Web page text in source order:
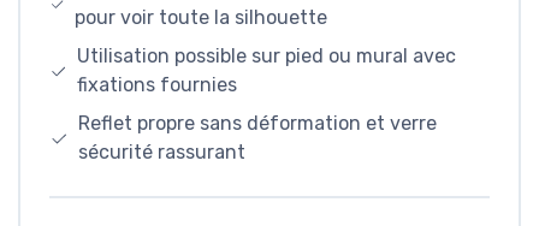
pour voir toute la silhouette
Utilisation possible sur pied ou mural avec
fixations fournies
Reflet propre sans déformation et verre
sécurité rassurant